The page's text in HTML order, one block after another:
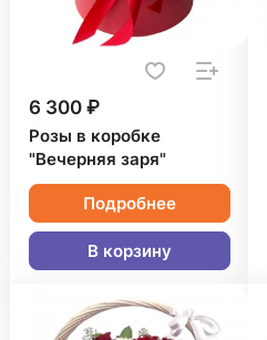
6 300 ₽
Розы в коробке
"Вечерняя заря"
Подробнее
В корзину